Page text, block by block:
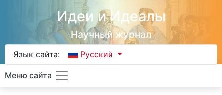
Идеи и Идеалы
Научный журнал
Язык сайта: Русский
Меню сайта